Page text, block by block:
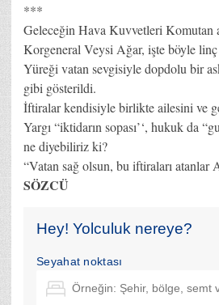
***
Geleceğin Hava Kuvvetleri Komutan
Korgeneral Veysi Ağar, işte böyle
Yüreği vatan sevgisiyle dopdolu bir
gibi gösterildi.
İftiralar kendisiyle birlikte ailesini ve
Yargı “iktidarın sopası’‘, hukuk da
ne diyebiliriz ki?
“Vatan sağ olsun, bu iftiraları atanlar
SÖZCÜ
Hey! Yolculuk nereye?
Seyahat noktası